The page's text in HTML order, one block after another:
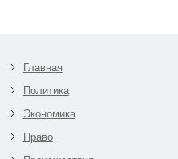
Главная
Политика
Экономика
Право